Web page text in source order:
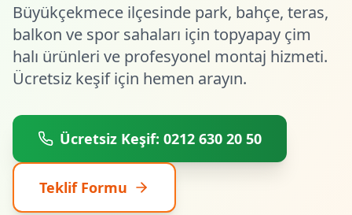
Büyükçekmece ilçesinde park, bahçe, teras,
balkon ve spor sahaları için topyapay çim
halı ürünleri ve profesyonel montaj hizmeti.
Ücretsiz keşif için hemen arayın.
Ücretsiz Keşif: 0212 630 20 50
Teklif Formu